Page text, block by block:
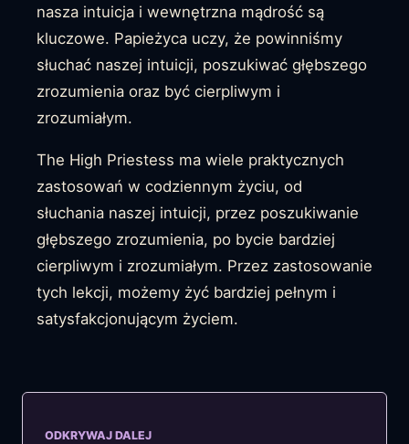
nasza intuicja i wewnętrzna mądrość są
kluczowe. Papieżyca uczy, że powinniśmy
słuchać naszej intuicji, poszukiwać głębszego
zrozumienia oraz być cierpliwym i
zrozumiałym.
The High Priestess ma wiele praktycznych
zastosowań w codziennym życiu, od
słuchania naszej intuicji, przez poszukiwanie
głębszego zrozumienia, po bycie bardziej
cierpliwym i zrozumiałym. Przez zastosowanie
tych lekcji, możemy żyć bardziej pełnym i
satysfakcjonującym życiem.
ODKRYWAJ DALEJ